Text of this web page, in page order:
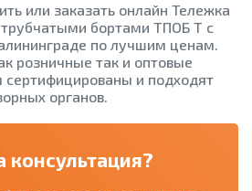
или заказать онлайн Тележка
трубчатыми бортами ТПОБ Т с
по лучшим ценам.
розничные так и оптовые
сертифицированы и подходят
органов.
консультация?